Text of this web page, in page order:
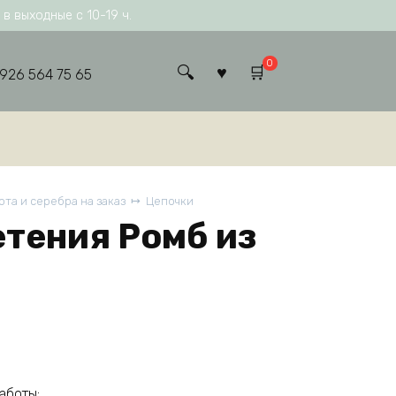
выходные с 10-19 ч.
564 75 65
0
и серебра на заказ Цепочки
Ромб из